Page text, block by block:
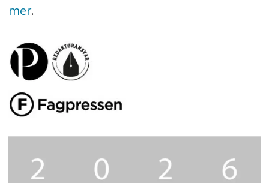
mer.